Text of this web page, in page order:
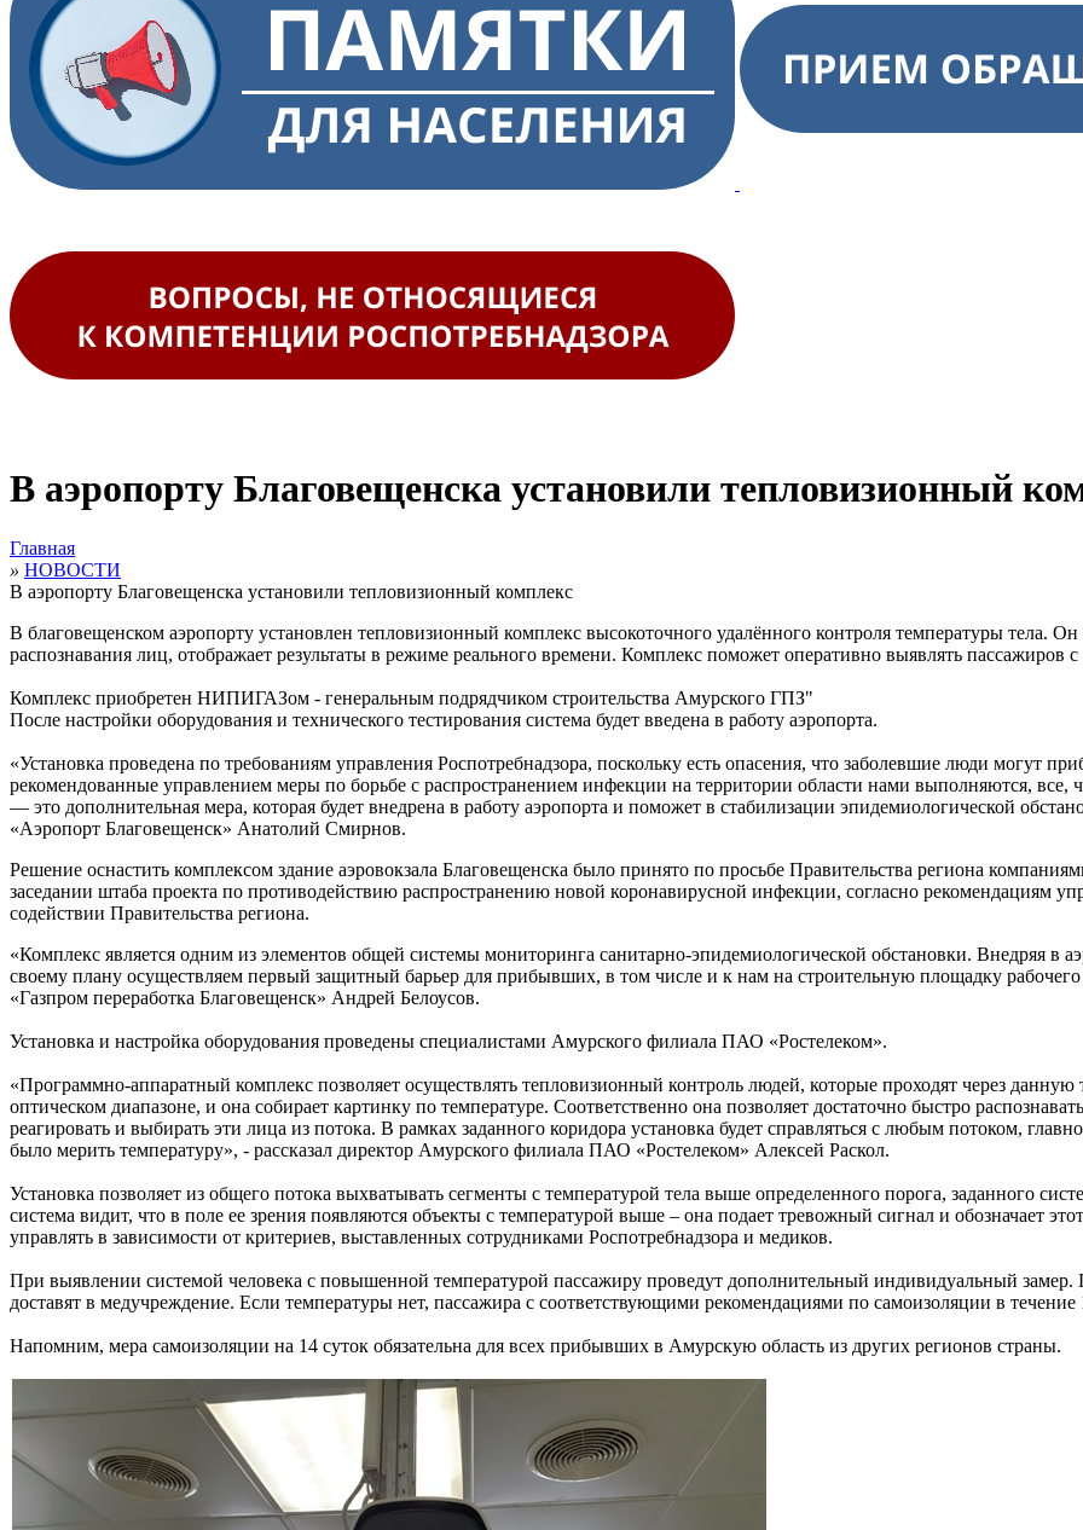
В аэропорту Благовещенска установили тепловизионный
Главная
» НОВОСТИ
В аэропорту Благовещенска установили тепловизионный комплекс
В благовещенском аэропорту установлен тепловизионный комплекс высокоточного удалённого контроля температуры тела.
распознавания лиц, отображает результаты в режиме реального времени. Комплекс поможет оперативно выявлять пассажиров
Комплекс приобретен НИПИГАЗом - генеральным подрядчиком строительства Амурского ГПЗ"
После настройки оборудования и технического тестирования система будет введена в работу аэропорта.
«Установка проведена по требованиям управления Роспотребнадзора, поскольку есть опасения, что заболевшие люди могут
рекомендованные управлением меры по борьбе с распространением инфекции на территории области нами выполняются, все,
— это дополнительная мера, которая будет внедрена в работу аэропорта и поможет в стабилизации эпидемиологической
«Аэропорт Благовещенск» Анатолий Смирнов.
Решение оснастить комплексом здание аэровокзала Благовещенска было принято по просьбе Правительства региона
заседании штаба проекта по противодействию распространению новой коронавирусной инфекции, согласно рекомендациям
содействии Правительства региона.
«Комплекс является одним из элементов общей системы мониторинга санитарно-эпидемиологической обстановки. Внедряя в
своему плану осуществляем первый защитный барьер для прибывших, в том числе и к нам на строительную площадку рабочего
«Газпром переработка Благовещенск» Андрей Белоусов.
Установка и настройка оборудования проведены специалистами Амурского филиала ПАО «Ростелеком».
«Программно-аппаратный комплекс позволяет осуществлять тепловизионный контроль людей, которые проходят через данную
оптическом диапазоне, и она собирает картинку по температуре. Соответственно она позволяет достаточно быстро
реагировать и выбирать эти лица из потока. В рамках заданного коридора установка будет справляться с любым потоком,
было мерить температуру», - рассказал директор Амурского филиала ПАО «Ростелеком» Алексей Раскол.
Установка позволяет из общего потока выхватывать сегменты с температурой тела выше определенного порога, заданного
система видит, что в поле ее зрения появляются объекты с температурой выше – она подает тревожный сигнал и обозначает
управлять в зависимости от критериев, выставленных сотрудниками Роспотребнадзора и медиков.
При выявлении системой человека с повышенной температурой пассажиру проведут дополнительный индивидуальный
доставят в медучреждение. Если температуры нет, пассажира с соответствующими рекомендациями по самоизоляции в течение
Напомним, мера самоизоляции на 14 суток обязательна для всех прибывших в Амурскую область из других регионов страны.